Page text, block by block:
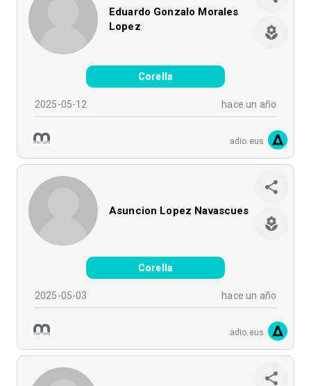
Eduardo Gonzalo Morales
Lopez
Corella
2025-05-12 hace un año
adio.eus
Asuncion Lopez Navascues
Corella
2025-05-03 hace un año
adio.eus